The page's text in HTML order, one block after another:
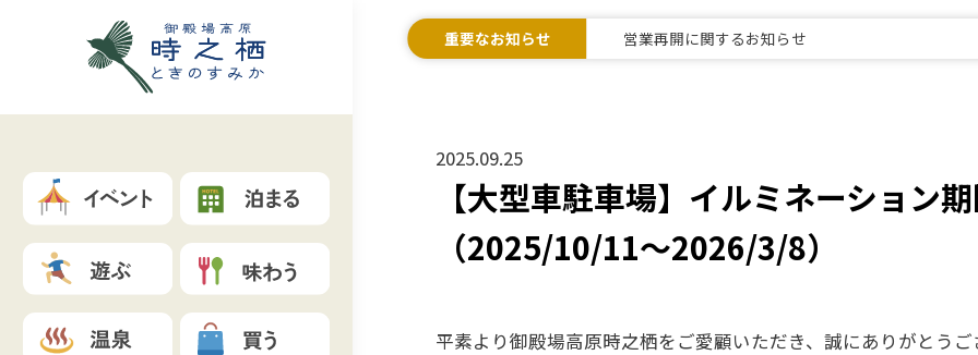
重要なお知らせ 営業再開に関するお知らせ
2025.09.25
【大型車駐車場】イルミネーション
（2025/10/11～2026/3/8）
平素より御殿場高原時之栖をご愛顧いただき、誠にありがとうご